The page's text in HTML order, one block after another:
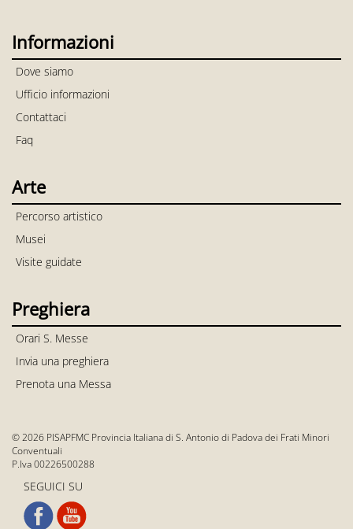
Informazioni
Dove siamo
Ufficio informazioni
Contattaci
Faq
Arte
Percorso artistico
Musei
Visite guidate
Preghiera
Orari S. Messe
Invia una preghiera
Prenota una Messa
© 2026 PISAPFMC Provincia Italiana di S. Antonio di Padova dei Frati Minori
Conventuali
P.Iva 00226500288
SEGUICI SU